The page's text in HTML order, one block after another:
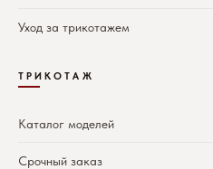
Уход за трикотажем
ТРИКОТАЖ
Каталог моделей
Срочный заказ